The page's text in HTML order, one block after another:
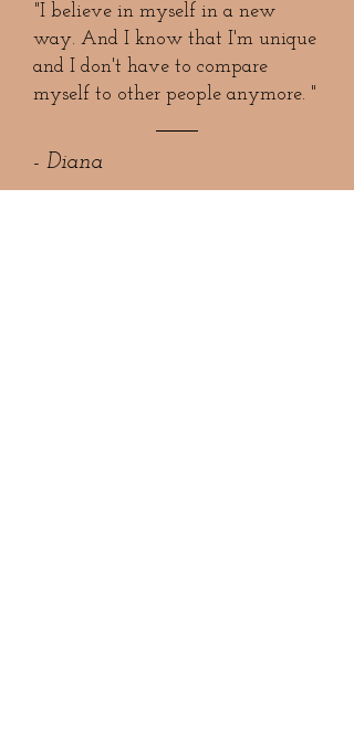
"I believe in myself in a new
way. And I know that I'm unique
and I don't have to compare
myself to other people anymore. "
- Diana